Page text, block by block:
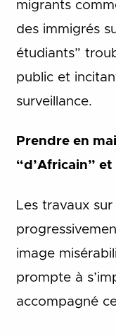
migrants
des immigrés
étudiants”
public et
surveillance.
Prendre en
“d’Africain”
Les travaux
image
prompte à
accompagné